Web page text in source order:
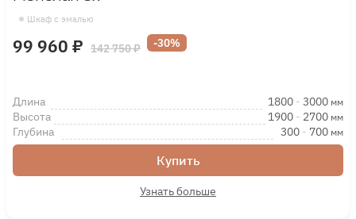
Шкаф с эмалью
99 960 ₽ 142 750 ₽ -30%
Длина 1800 - 3000 мм
Высота 1900 - 2700 мм
Глубина 300 - 700 мм
Купить
Узнать больше